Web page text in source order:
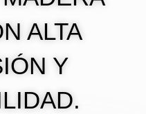
ALTA
Y